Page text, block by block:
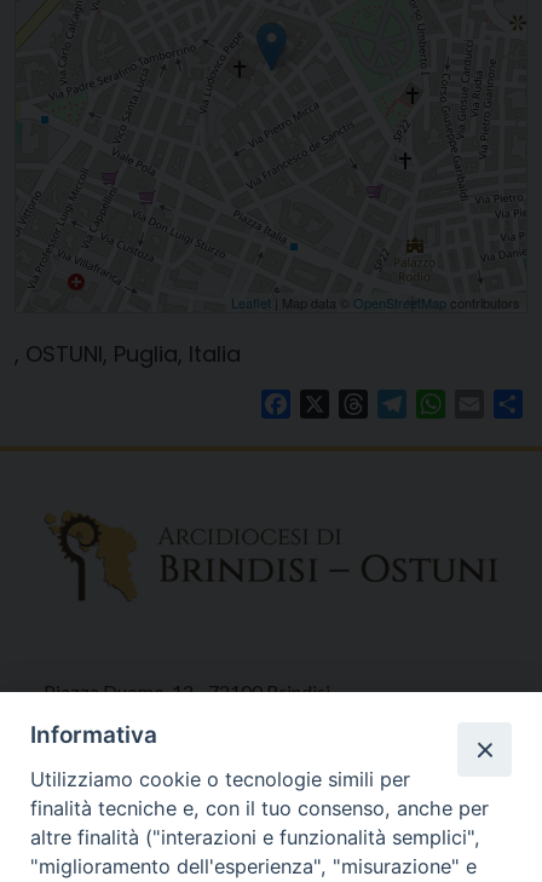
Leaflet | Map data © OpenStreetMap contributors
, OSTUNI, Puglia, Italia
FacebookThreadsTelegram Email
Piazza Duomo, 12 - 72100 Brindisi
Tel 0831.521958
Fax 0831.528315
Orari Curia
Informativa
Utilizziamo cookie o tecnologie simili per
finalità tecniche e, con il tuo consenso, anche per
altre finalità ("interazioni e funzionalità semplici",
"miglioramento dell'esperienza", "misurazione" e